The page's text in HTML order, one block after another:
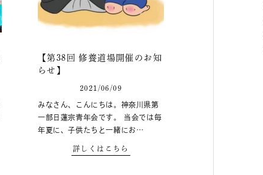
【第38回 修養道場開催のお知
らせ】
2021/06/09
みなさん、こんにちは。神奈川県第
一部日蓮宗青年会です。 当会では毎
年夏に、子供たちと一緒にお…
詳しくはこちら